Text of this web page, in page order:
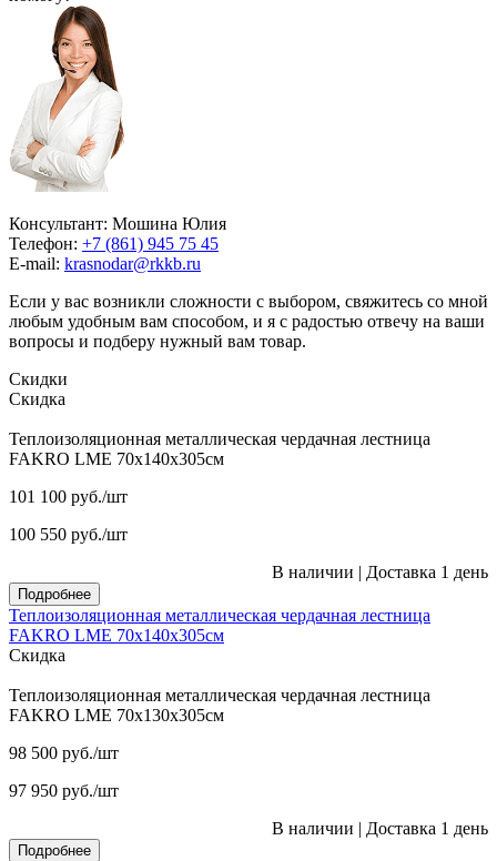
Консультант: Мошина Юлия
Телефон: +7 (861) 945 75 45
E-mail: krasnodar@rkkb.ru
Если у вас возникли сложности с выбором, свяжитесь со мной
любым удобным вам способом, и я с радостью отвечу на ваши
вопросы и подберу нужный вам товар.
Скидки
Скидка
Теплоизоляционная металлическая чердачная лестница
FAKRO LME 70х140х305см
101 100 руб./шт
100 550 руб./шт
В наличии | Доставка 1 день
Подробнее
Теплоизоляционная металлическая чердачная лестница
FAKRO LME 70х140х305см
Скидка
Теплоизоляционная металлическая чердачная лестница
FAKRO LME 70х130х305см
98 500 руб./шт
97 950 руб./шт
В наличии | Доставка 1 день
Подробнее